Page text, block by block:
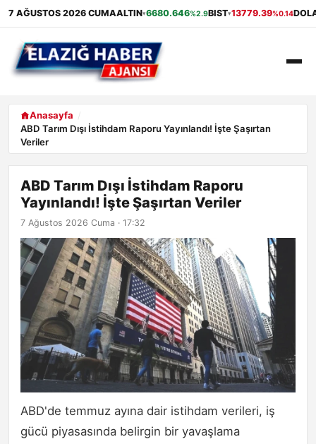
7 AĞUSTOS 2026 CUMAALTIN▾6680.646%2.9BIST▾13779.39%0.14
ANASAYFA
GÜNDEM
SAĞLIK
ALIŞVERIŞ
Anasayfa
ABD Tarım Dışı İstihdam Raporu Yayınlandı! İşte Şaşırtan
Veriler
ABD Tarım Dışı İstihdam Raporu
Yayınlandı! İşte Şaşırtan Veriler
7 Ağustos 2026 Cuma · 17:32
ABD'de temmuz ayına dair istihdam verileri, iş
gücü piyasasında belirgin bir yavaşlama